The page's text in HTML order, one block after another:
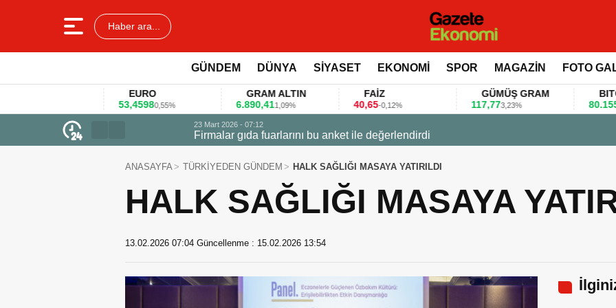
Haber ara...
GÜNDEM DÜNYA SİYASET EKONOMİ SPOR MAGAZİN FOTO
0,55%
GRAM ALTIN
1,09%
GÜMÜŞ GRAM
BITCOIN
0,36%
23 Mart 2026 - 07:12
Firmalar gıda fuarlarını bu anket ile değerlendirdi
ANASAYFA TÜRKİYEDEN GÜNDEM HALK SAĞLIĞI MASAYA YATIRILDI
HALK SAĞLIĞI MASAYA
13.02.2026 07:04 Güncellenme : 15.02.2026 13:54